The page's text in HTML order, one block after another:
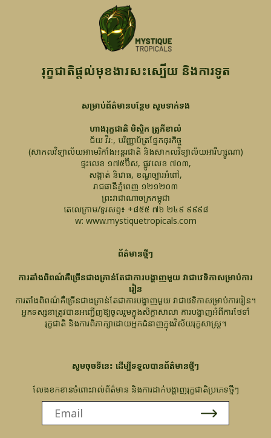
សម្រាប់ព័ត៌មានបន្ថែម សូមទាក់ទង
ហាងរុក្ខជាតិ មិស្ទិក ត្រូភីខាល់
ជ័យ វីរៈ, បរិញ្ញាប័ត្រផ្នែកធុរកិច្ច
(សាកលវិទ្យាល័យអាមេរិកាំងអន្តរជាតិ និងសាកលវិទ្យាល័យអារីហ្សូណា)
ផ្ទះលេខ ១៧៥ប៊ីស, ផ្លូវលេខ ៧០៣,
សង្កាត់ និរោធ, ខណ្ឌច្បារអំពៅ,
រាជធានីភ្នំពេញ ១២១២០៣
ព្រះរាជាណាចក្រកម្ពុជា
តេលេក្រាម/ទូរសព្ទ៖ +៨៥៥ ៧៦ ២៤៩ ៩៩៩៨
w: www.mystiquetropicals.com
រុក្ខជាតិផ្តល់មុខងារសះស្បើយ និងការទូត
ព័ត៌មានថ្មីៗ
ការតាំងពិពណ៌គឺច្រើនជាងគ្រាន់តែជាការបង្ហាញមួយ វាជាវេទិកាសម្រាប់ការ
រៀន
ការតាំងពិពណ៌គឺច្រើនជាងគ្រាន់តែជាការបង្ហាញមួយ វាជាវេទិកាសម្រាប់ការរៀន។
អ្នកទស្សនាត្រូវបានអញ្ជើញឱ្យចូលរួមក្នុងសិក្ខាសាលា ការបង្ហាញអំពីការថែទាំ
រុក្ខជាតិ និងការពិភាក្សាដោយអ្នកជំនាញក្នុងវិស័យរុក្ខសាស្ត្រ។
សូមចុចទីនេះ ដើម្បីទទួលបានព័ត៌មានថ្មីៗ
លែងខកខានចំពោះរាល់ព័ត៌មាន និងការដាក់បង្ហាញរុក្ខជាតិប្រភេទថ្មីៗ